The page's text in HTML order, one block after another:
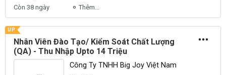
Còn 38 ngày
Thêm...
UP
Nhân Viên Đào Tạo/ Kiểm Soát Chất Lượng
(QA) - Thu Nhập Upto 14 Triệu
Công Ty TNHH Big Joy Việt Nam